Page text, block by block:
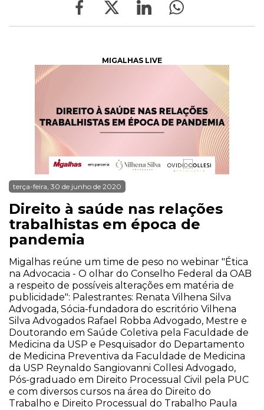
MIGALHAS LIVE
terça-feira, 30 de junho de 2020
Direito à saúde nas relações
trabalhistas em época de
pandemia
Migalhas reúne um time de peso no webinar "Ética
na Advocacia - O olhar do Conselho Federal da OAB
a respeito de possíveis alterações em matéria de
publicidade": Palestrantes: Renata Vilhena Silva
Advogada, Sócia-fundadora do escritório Vilhena
Silva Advogados Rafael Robba Advogado, Mestre e
Doutorando em Saúde Coletiva pela Faculdade de
Medicina da USP e Pesquisador do Departamento
de Medicina Preventiva da Faculdade de Medicina
da USP Reynaldo Sangiovanni Collesi Advogado,
Pós-graduado em Direito Processual Civil pela PUC
e com diversos cursos na área do Direito do
Trabalho e Direito Processual do Trabalho Paula